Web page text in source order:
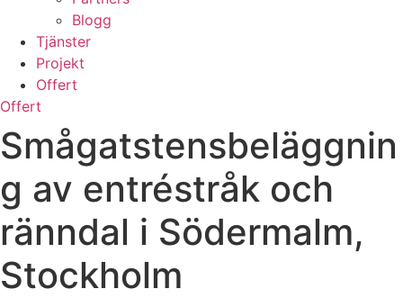
Blogg
Tjänster
Projekt
Offert
Offert
Smågatstensbeläggnin
g av entréstråk och
ränndal i Södermalm,
Stockholm